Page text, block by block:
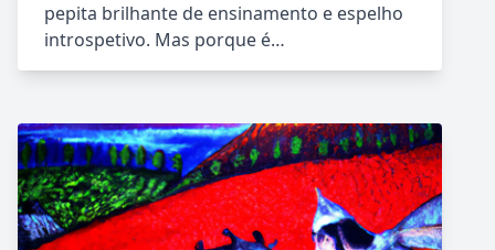
pepita brilhante de ensinamento e espelho
introspetivo. Mas porque é…